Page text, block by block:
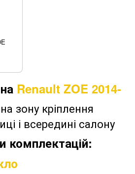
Renault ZOE 2014-
зону кріплення
і всередині салону
комплектацій: